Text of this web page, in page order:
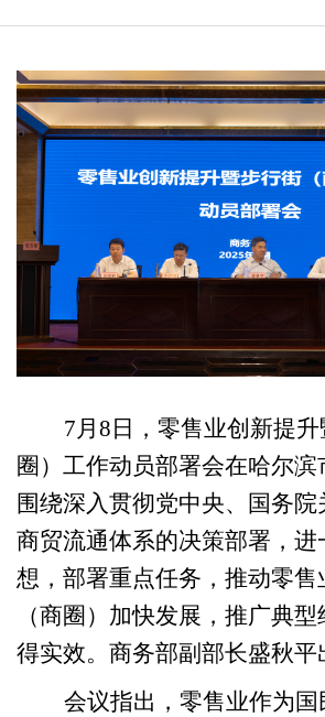
7月 8 日，零售业创新提
圈）工作动员部署会在哈尔滨
围绕深入贯彻党中央、国务院
商贸流通体系的决策部署，进
想 ，部署重点任务，推动零售
（商圈）加快发展，推广典
得实效。商务部副部长盛秋平
会议指出，零售业作为